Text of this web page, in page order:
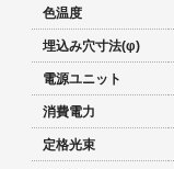
色温度
埋込み穴寸法(φ)
電源ユニット
消費電力
定格光束